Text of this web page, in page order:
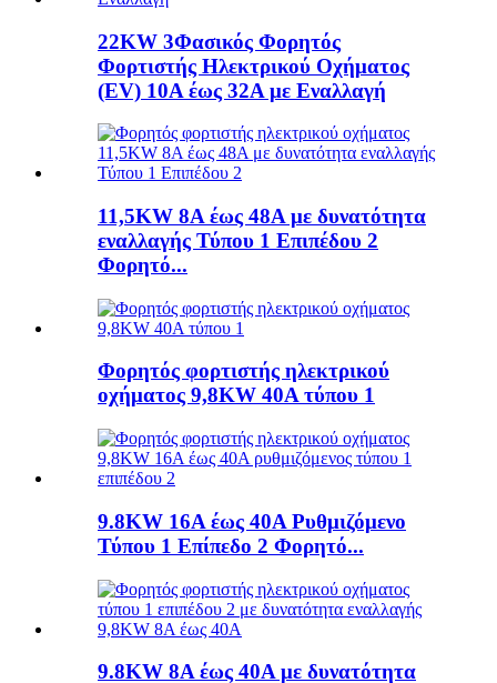
22KW 3Φασικός Φορητός
Φορτιστής Ηλεκτρικού Οχήματος
(EV) 10A έως 32A με Εναλλαγή
11,5KW 8A έως 48A με δυνατότητα
εναλλαγής Τύπου 1 Επιπέδου 2
Φορητό...
Φορητός φορτιστής ηλεκτρικού
οχήματος 9,8KW 40A τύπου 1
9.8KW 16A έως 40A Ρυθμιζόμενο
Τύπου 1 Επίπεδο 2 Φορητό...
9.8KW 8A έως 40A με δυνατότητα